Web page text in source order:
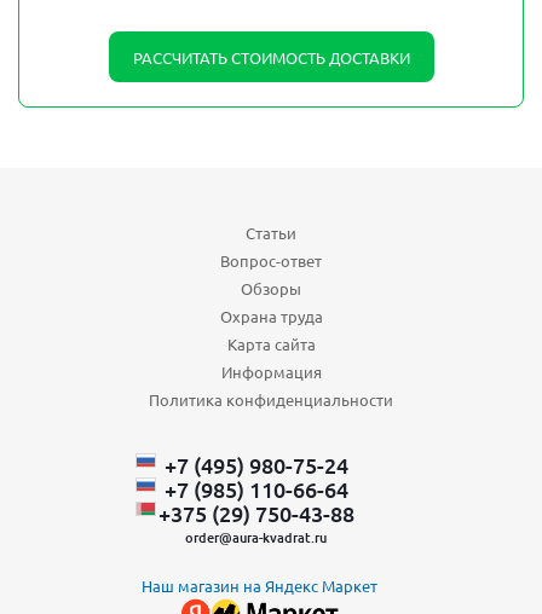
РАССЧИТАТЬ СТОИМОСТЬ ДОСТАВКИ
Статьи
Вопрос-ответ
Обзоры
Охрана труда
Карта сайта
Информация
Политика конфиденциальности
+7 (495) 980-75-24
+7 (985) 110-66-64
+375 (29) ​750-43-88
order@aura-kvadrat.ru
Наш магазин на Яндекс Маркет